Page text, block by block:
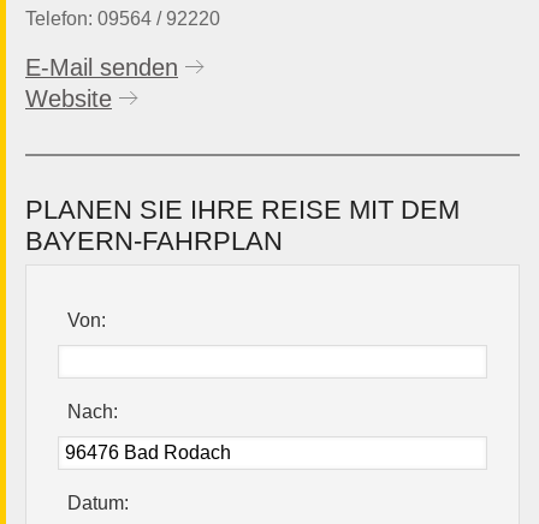
Telefon: 09564 / 92220
E-Mail senden
Website
PLANEN SIE IHRE REISE MIT DEM
BAYERN-FAHRPLAN
Von:
Nach:
Datum: